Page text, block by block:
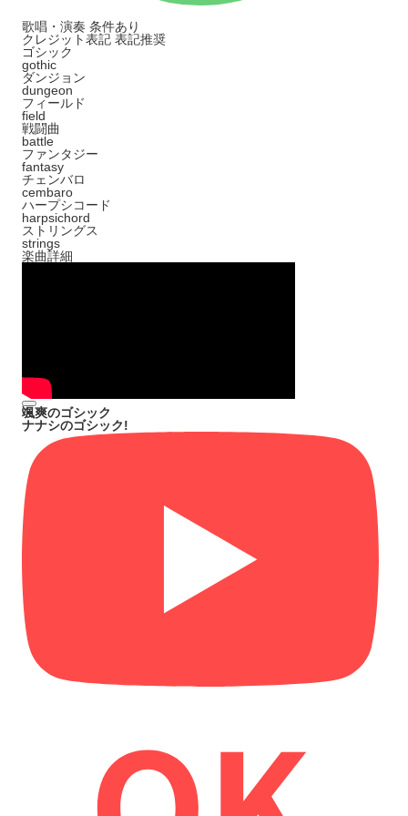
歌唱・演奏 条件あり
クレジット表記 表記推奨
ゴシック
gothic
ダンジョン
dungeon
フィールド
field
戦闘曲
battle
ファンタジー
fantasy
チェンバロ
cembaro
ハープシコード
harpsichord
ストリングス
strings
楽曲詳細
颯爽のゴシック
ナナシのゴシック!